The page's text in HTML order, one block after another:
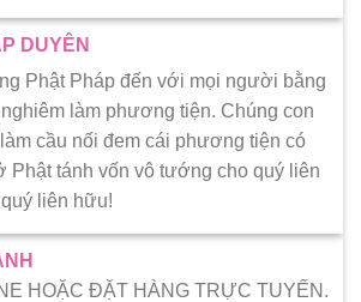
DUYÊN
Phật Pháp đến với mọi người bằng
làm phương tiện. Chúng con
cầu nối đem cái phương tiện có
Phật tánh vốn vô tướng cho quý liên
liên hữu!
HOẶC ĐẶT HÀNG TRỰC TUYẾN.